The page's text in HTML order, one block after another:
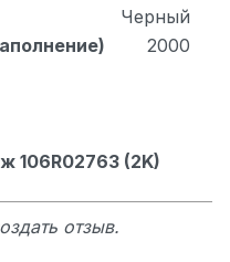
Черный
2000
106R02763 (2K)
отзыв.